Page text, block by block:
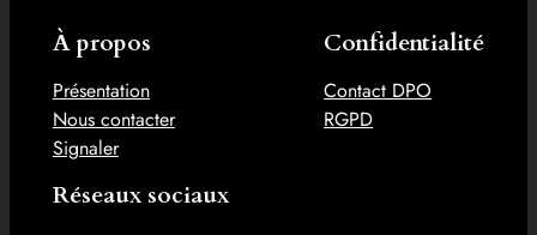
À propos
Présentation
Nous contacter
Signaler
Confidentialité
Contact DPO
RGPD
Réseaux sociaux